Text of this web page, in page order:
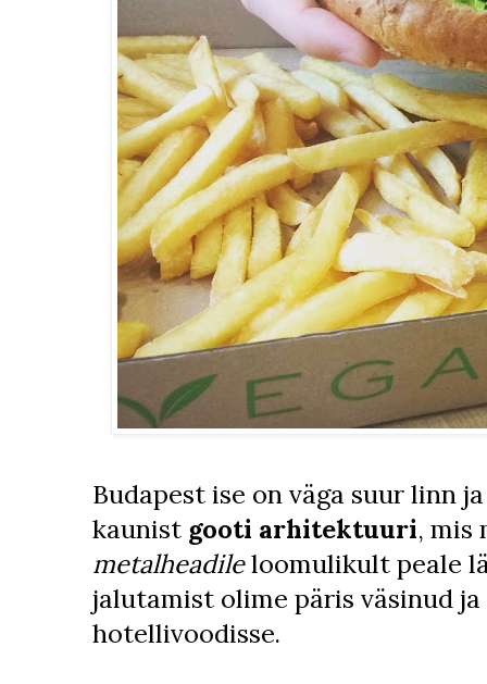
Budapest ise on väga suur linn
kaunist gooti arhitektuuri, mis
metalheadileloomulikult peale
jalutamist olime päris väsinud ja
hotellivoodisse.